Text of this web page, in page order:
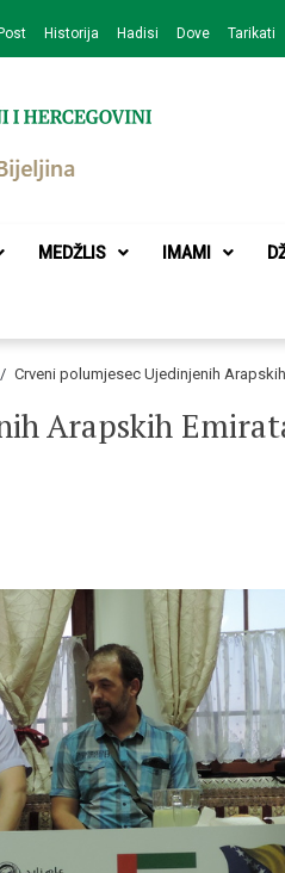
Post Historija Hadisi Dove Tarikati
zajednice
MEDŽLIS IMAMI
Crveni polumjesec Ujedinjenih
Arapskih